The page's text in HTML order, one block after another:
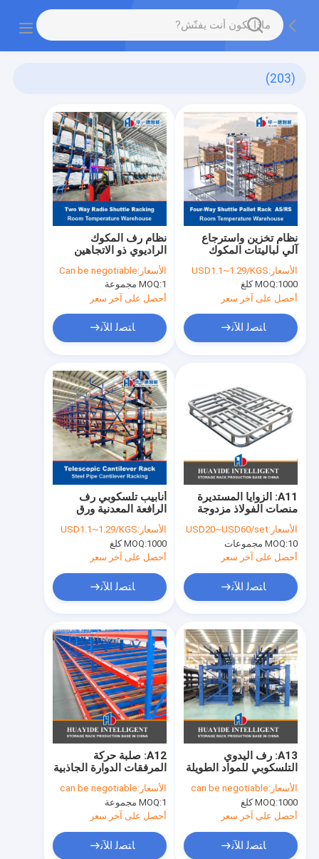
(203)
نظام رف المكوك
الراديوي ذو الاتجاهين
الأسعار:Can be negotiable
MOQ:1 مجموعة
أحصل على آخر سعر
ﺎﺘﺼﻟ ﺍﻶﻧ
نظام تخزين واسترجاع
آلي لباليتات المكوك
رباعي الاتجاهات في
مستودع درجة حرارة
الغرفة، نظام تخزين
واسترجاع آلي، رفوف
مكوكية لاسلكية
الأسعار:USD1.1~1.29/KGS
MOQ:1000 كلغ
أحصل على آخر سعر
ﺎﺘﺼﻟ ﺍﻶﻧ
أنابيب تلسكوبي رف
الرافعة المعدنية ورق
المخزن رف التلسكوبي
رف الرافعة المعدنية
المواد الطويلة
الأسعار:USD1.1~1.29/KGS
MOQ:1000 كلغ
أحصل على آخر سعر
ﺎﺘﺼﻟ ﺍﻶﻧ
A11: الزوايا المستديرة
منصات الفولاذ مزدوجة
للخزن في المستودع
منصات الفولاذ المعدنية
الأسعار:USD20~USD60/set
MOQ:10 مجموعات
أحصل على آخر سعر
ﺎﺘﺼﻟ ﺍﻶﻧ
A12: صلبة حركة
المرفقات الدوارة الجاذبية
الصلبة الصلبة الصلبة
الحامل
الأسعار:can be negotiable
MOQ:1 مجموعة
أحصل على آخر سعر
ﺎﺘﺼﻟ ﺍﻶﻧ
A13: رف اليدوي
التلسكوبي للمواد الطويلة
الأسعار:can be negotiable
MOQ:1000 كلغ
أحصل على آخر سعر
ﺎﺘﺼﻟ ﺍﻶﻧ